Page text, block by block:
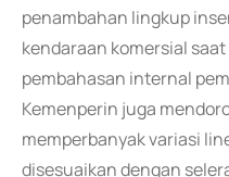
penambahan lingkup
kendaraan komersial
pembahasan internal
Kemenperin juga
memperbanyak variasi
disesuaikan dengan